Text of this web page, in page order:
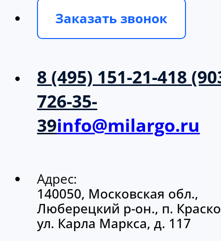
Заказать звонок
8 (495) 151-21-418
726-35-
39info@milargo.ru
Адрес:
140050, Московская обл.,
Люберецкий р-он., п.
ул. Карла Маркса, д. 117